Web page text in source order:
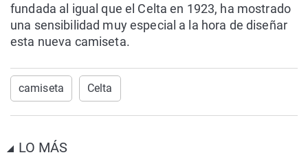
fundada al igual que el Celta en 1923, ha mostrado
una sensibilidad muy especial a la hora de diseñar
esta nueva camiseta.
camiseta Celta
LO MÁS